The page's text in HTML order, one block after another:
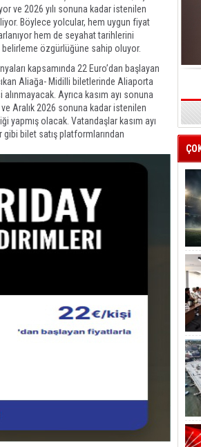
ve 2026 yılı sonuna kadar istenilen
Böylece yolcular, hem uygun fiyat
hem de seyahat tarihlerini
özgürlüğüne sahip oluyor.
kapsamında 22 Euro’dan başlayan
Aliağa- Midilli biletlerinde Aliaporta
Ayrıca kasım ayı sonuna
Aralık 2026 sonuna kadar istenilen
yapmış olacak. Vatandaşlar kasım ayı
bilet satış platformlarından